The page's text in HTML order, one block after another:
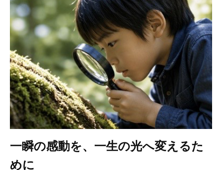
一瞬の感動を、一生の光へ変えるた
めに